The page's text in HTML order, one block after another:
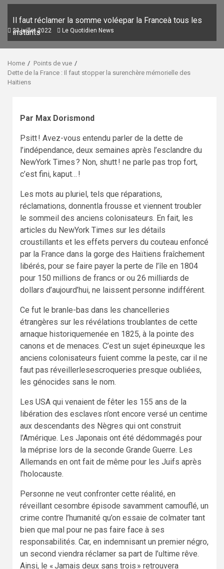
23 juillet 2022 Le Quotidien News
Il faut réclamer la somme voléepar la Franceà tous les
instants
Home
Points de vue
Dette de la France : Il faut stopper la surenchère mémorielle des
Haïtiens
Par Max Dorismond
Psitt ! Avez-vous entendu parler de la dette de
l’indépendance, deux semaines après l’esclandre du
NewYork Times ? Non, shutt ! ne parle pas trop fort,
c’est fini, kaput… !
Les mots au pluriel, tels que réparations,
réclamations, donnentla frousse et viennent troubler
le sommeil des anciens colonisateurs. En fait, les
articles du NewYork Times sur les détails
croustillants et les effets pervers du couteau enfoncé
par la France dans la gorge des Haïtiens fraîchement
libérés, pour se faire payer la perte de l’île en 1804
pour 150 millions de francs or ou 26 milliards de
dollars d’aujourd’hui, ne laissent personne indifférent.
Ce fut le branle-bas dans les chancelleries
étrangères sur les révélations troublantes de cette
arnaque historiquemenée en 1825, à la pointe des
canons et de menaces. C’est un sujet épineuxque les
anciens colonisateurs fuient comme la peste, car il ne
faut pas réveillerlesescroqueries presque oubliées,
les génocides sans le nom.
Les USA qui venaient de fêter les 155 ans de la
libération des esclaves n’ont encore versé un centime
aux descendants des Nègres qui ont construit
l’Amérique. Les Japonais ont été dédommagés pour
la méprise lors de la seconde Grande Guerre. Les
Allemands en ont fait de même pour les Juifs après
l’holocauste.
Personne ne veut confronter cette réalité, en
réveillant cesombre épisode savamment camouflé, un
crime contre l’humanité qu’on essaie de colmater tant
bien que mal pour ne pas faire face à ses
responsabilités. Car, en indemnisant un premier négro,
un second viendra réclamer sa part de l’ultime rêve.
Ainsi, le « Jamais deux sans trois » retrouvera